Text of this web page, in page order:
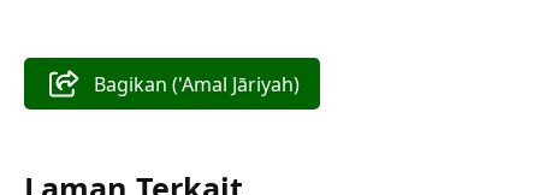
Bagikan ('Amal Jāriyah)